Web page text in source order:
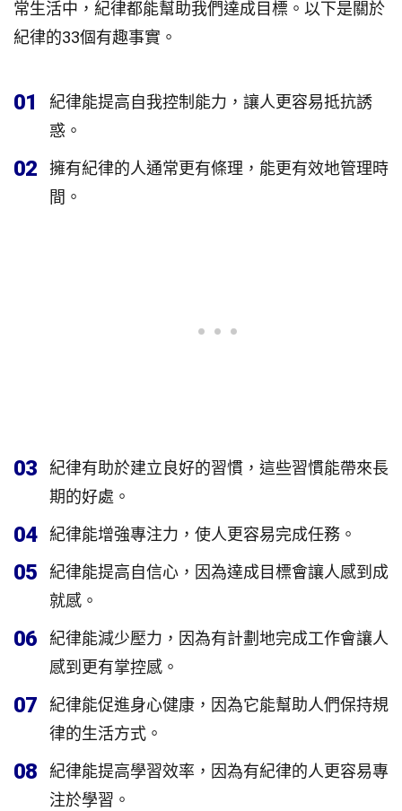
常生活中，紀律都能幫助我們達成目標。以下是關於
紀律的33個有趣事實。
01
紀律能提高自我控制能力，讓人更容易抵抗誘
惑。
02
擁有紀律的人通常更有條理，能更有效地管理時
間。
03
紀律有助於建立良好的習慣，這些習慣能帶來長
期的好處。
04 紀律能增強專注力，使人更容易完成任務。
05
紀律能提高自信心，因為達成目標會讓人感到成
就感。
06
紀律能減少壓力，因為有計劃地完成工作會讓人
感到更有掌控感。
07
紀律能促進身心健康，因為它能幫助人們保持規
律的生活方式。
08
紀律能提高學習效率，因為有紀律的人更容易專
注於學習。